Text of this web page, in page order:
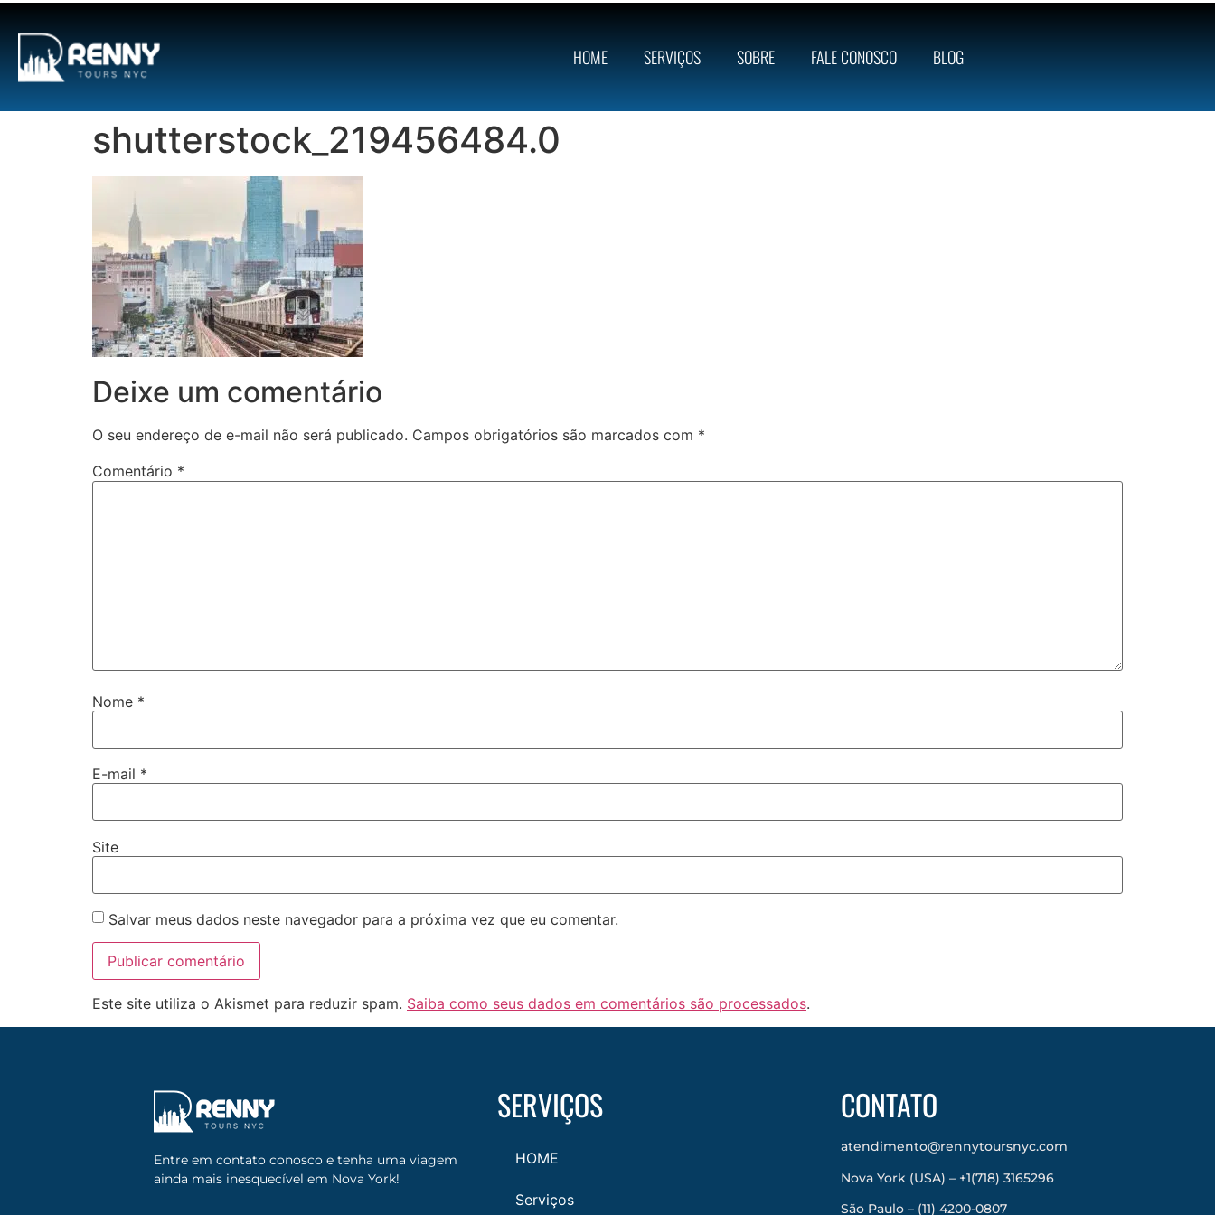
HOME SERVIÇOS SOBRE FALE CONOSCO BLOG
shutterstock_219456484.0
Deixe um comentário
O seu endereço de e-mail não será publicado. Campos obrigatórios são marcados com *
Comentário *
Nome *
E-mail *
Site
Salvar meus dados neste navegador para a próxima vez que eu comentar.
Este site utiliza o Akismet para reduzir spam. Saiba como seus dados em comentários são processados.
Entre em contato conosco e tenha uma viagem
ainda mais inesquecível em Nova York!
SERVIÇOS
HOME
Serviços
CONTATO
atendimento@rennytoursnyc.com
Nova York (USA) – +1(718) 3165296
São Paulo – (11) 4200-0807